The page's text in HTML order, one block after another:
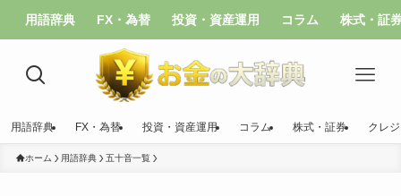
用語辞典 FX・為替 投資・資産運用 コラム 株式・証
用語辞典 FX・為替 投資・資産運用 コラム 株式・証券 クレ
ホーム 用語辞典 五十音一覧